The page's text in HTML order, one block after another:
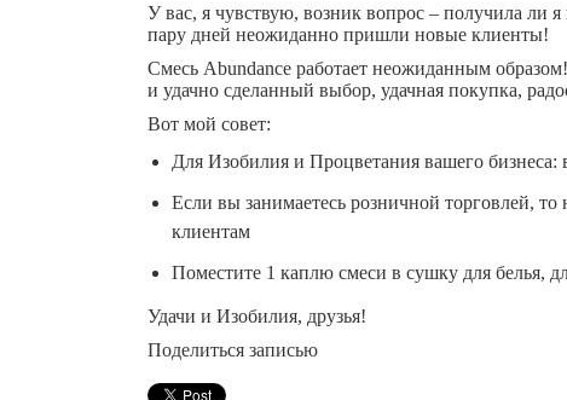
У вас, я чувствую, возник вопрос – получила ли
пару дней неожиданно пришли новые клиенты!
Смесь Abundance работает неожиданным
и удачно сделанный выбор, удачная покупка,
Вот мой совет:
Для Изобилия и Процветания вашего
Если вы занимаетесь розничной торговлей,
клиентам
Поместите 1 каплю смеси в сушку для белья,
Удачи и Изобилия, друзья!
Поделиться записью